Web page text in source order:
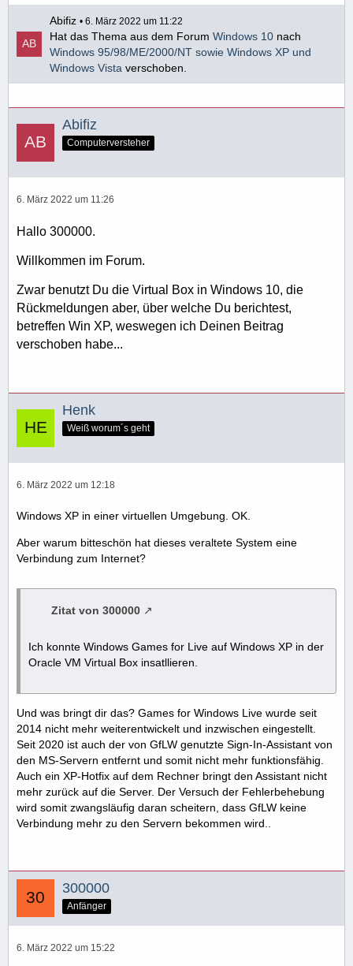
Abifiz 6. März 2022 um 11:22
Hat das Thema aus dem Forum Windows 10 nach
Windows 95/98/ME/2000/NT sowie Windows XP und
Windows Vista verschoben.
Abifiz
Computerversteher
6. März 2022 um 11:26
Hallo 300000.
Willkommen im Forum.
Zwar benutzt Du die Virtual Box in Windows 10, die
Rückmeldungen aber, über welche Du berichtest,
betreffen Win XP, weswegen ich Deinen Beitrag
verschoben habe...
Henk
Weiß worum´s geht
6. März 2022 um 12:18
Windows XP in einer virtuellen Umgebung. OK.
Aber warum bitteschön hat dieses veraltete System eine
Verbindung zum Internet?
Zitat von 300000
Ich konnte Windows Games for Live auf Windows XP in der
Oracle VM Virtual Box insatllieren.
Und was bringt dir das? Games for Windows Live wurde seit
2014 nicht mehr weiterentwickelt und inzwischen eingestellt.
Seit 2020 ist auch der von GfLW genutzte Sign-In-Assistant von
den MS-Servern entfernt und somit nicht mehr funktionsfähig.
Auch ein XP-Hotfix auf dem Rechner bringt den Assistant nicht
mehr zurück auf die Server. Der Versuch der Fehlerbehebung
wird somit zwangsläufig daran scheitern, dass GfLW keine
Verbindung mehr zu den Servern bekommen wird..
300000
Anfänger
6. März 2022 um 15:22